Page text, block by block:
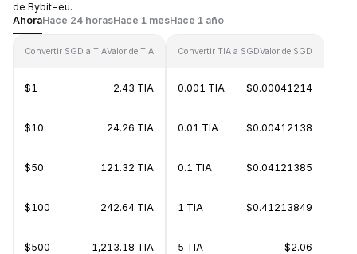
de Bybit-eu.
AhoraHace 24 horasHace 1 mesHace 1 año
Convertir SGD a TIAValor de TIA
$1 2.43 TIA
$10 24.26 TIA
$50 121.32 TIA
$100 242.64 TIA
$500 1,213.18 TIA
Convertir TIA a SGDValor de SGD
0.001 TIA $0.00041214
0.01 TIA $0.00412138
0.1 TIA $0.04121385
1 TIA $0.41213849
5 TIA $2.06